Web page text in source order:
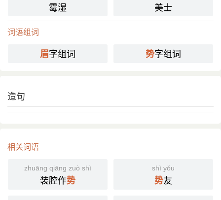
霉湿 美士
词语组词
眉字组词 势字组词
造句
相关词语
zhuāng qiāng zuò shì
装腔作势
shì yǒu
势友